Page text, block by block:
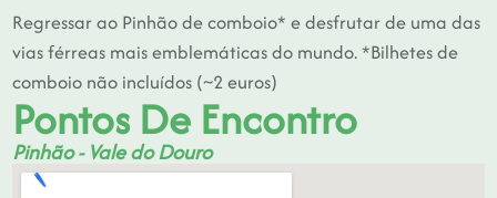
Regressar ao Pinhão de comboio* e desfrutar de uma das
vias férreas mais emblemáticas do mundo. *Bilhetes de
comboio não incluídos (~2 euros)
Pontos De Encontro
Pinhão - Vale do Douro